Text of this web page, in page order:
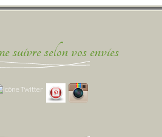
suivre selon vos envies